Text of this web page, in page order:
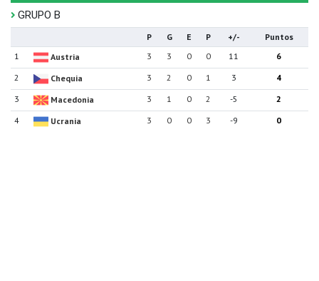
GRUPO B
P G E P +/-
Puntos
1
Austria 3 3 0 0 11
6
2
Chequia 3 2 0 1 3
4
3
Macedonia 3 1 0 2 -5
2
4
Ucrania 3 0 0 3 -9 0